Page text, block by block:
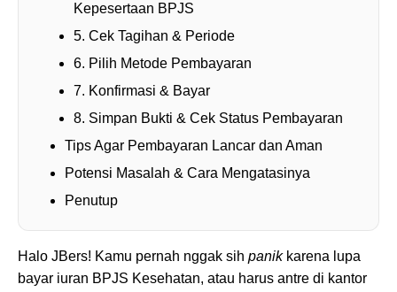
Kepesertaan BPJS
5. Cek Tagihan & Periode
6. Pilih Metode Pembayaran
7. Konfirmasi & Bayar
8. Simpan Bukti & Cek Status Pembayaran
Tips Agar Pembayaran Lancar dan Aman
Potensi Masalah & Cara Mengatasinya
Penutup
Halo JBers! Kamu pernah nggak sih panikkarena lupa
bayar iuran BPJS Kesehatan, atau harus antre di kantor